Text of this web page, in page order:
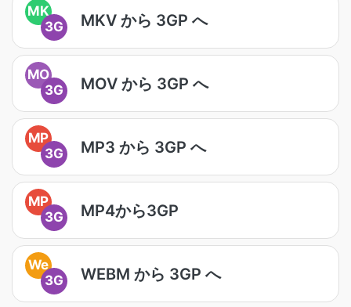
MK
3G
MKV から 3GP へ
MO
3G
MOV から 3GP へ
MP
3G
MP3 から 3GP へ
MP
3G
MP4から3GP
We
3G
WEBM から 3GP へ